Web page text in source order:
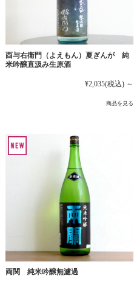
酉与右衛門（よえもん）夏ぎんが 純
米吟醸直汲み生原酒
¥2,035(税込) ～
商品を見る
両関 純米吟醸無濾過